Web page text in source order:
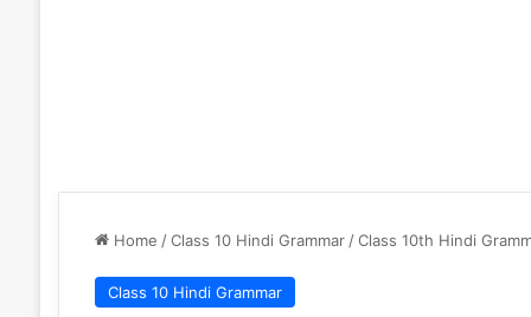
Home / Class 10 Hindi Grammar / Class 10th Hindi
Class 10 Hindi Grammar